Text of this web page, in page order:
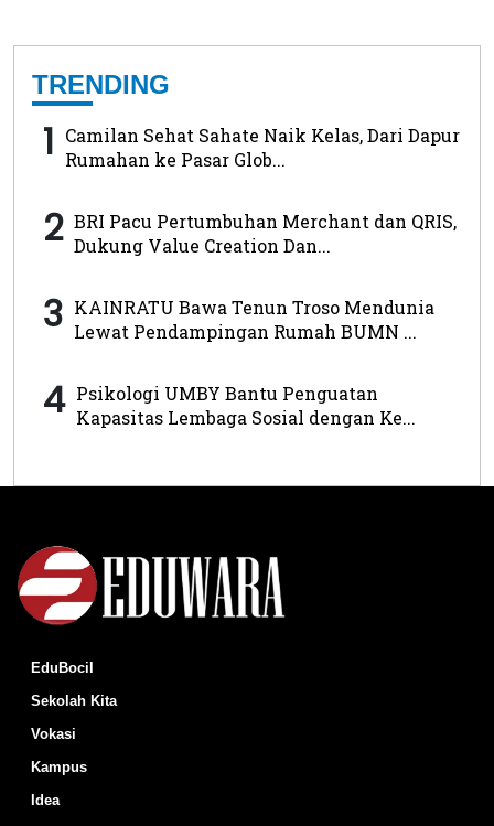
TRENDING
1 Camilan Sehat Sahate Naik Kelas, Dari Dapur
Rumahan ke Pasar Glob...
2 BRI Pacu Pertumbuhan Merchant dan QRIS,
Dukung Value Creation Dan...
3 KAINRATU Bawa Tenun Troso Mendunia
Lewat Pendampingan Rumah BUMN ...
4 Psikologi UMBY Bantu Penguatan
Kapasitas Lembaga Sosial dengan Ke...
EduBocil
Sekolah Kita
Vokasi
Kampus
Idea